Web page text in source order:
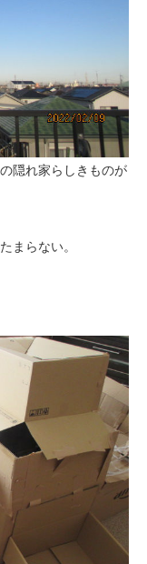
隠れ家らしきものが
まらない。